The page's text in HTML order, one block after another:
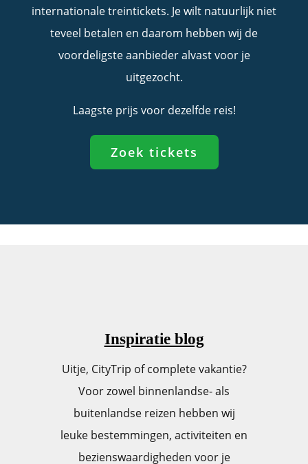
internationale treintickets. Je wilt natuurlijk niet
teveel betalen en daarom hebben wij de
voordeligste aanbieder alvast voor je
uitgezocht.
Laagste prijs voor dezelfde reis!
Zoek tickets
Inspiratie blog
Uitje, CityTrip of complete vakantie?
Voor zowel binnenlandse- als
buitenlandse reizen hebben wij
leuke bestemmingen, activiteiten en
bezienswaardigheden voor je